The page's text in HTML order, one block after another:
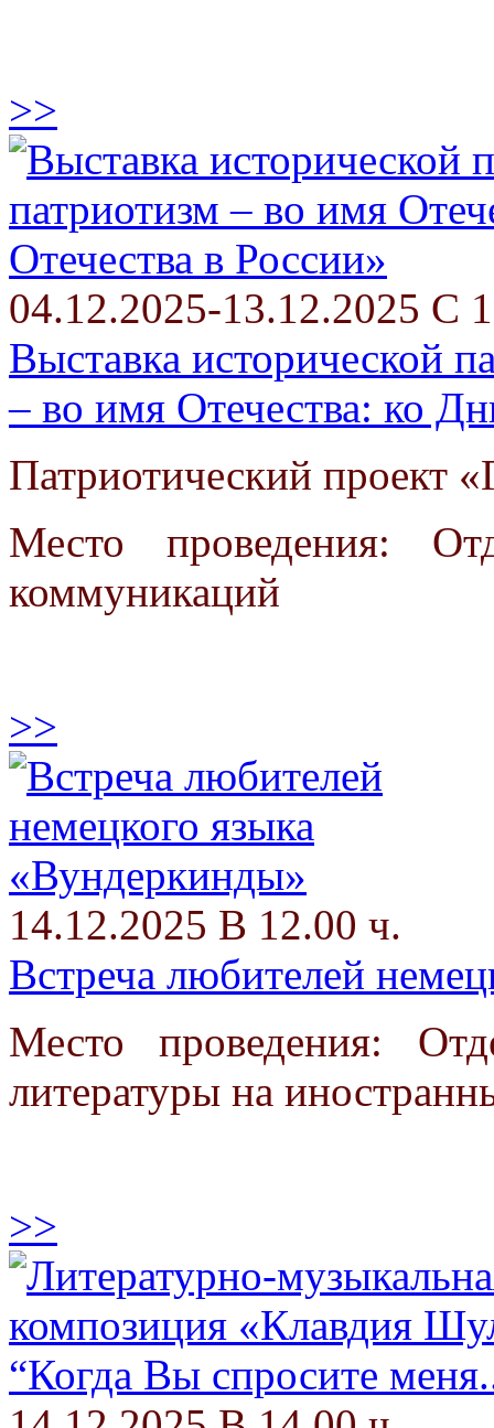
>>
04.12.2025-13.12.2025 С
Выставка исторической
– во имя Отечества: ко
Патриотический проект
Место проведения:
коммуникаций
>>
14.12.2025 В 12.00 ч.
Встреча любителей
Место проведения:
литературы на
>>